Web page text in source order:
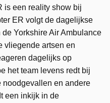
is een reality show bij
ER volgt de dagelijkse
Yorkshire Air Ambulance
vliegende artsen en
dagelijks op
het team levens redt bij
en andere
een inkijk in de